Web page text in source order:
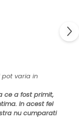
pot varia in
ce a fost primit,
In acest fel
nu cumparati